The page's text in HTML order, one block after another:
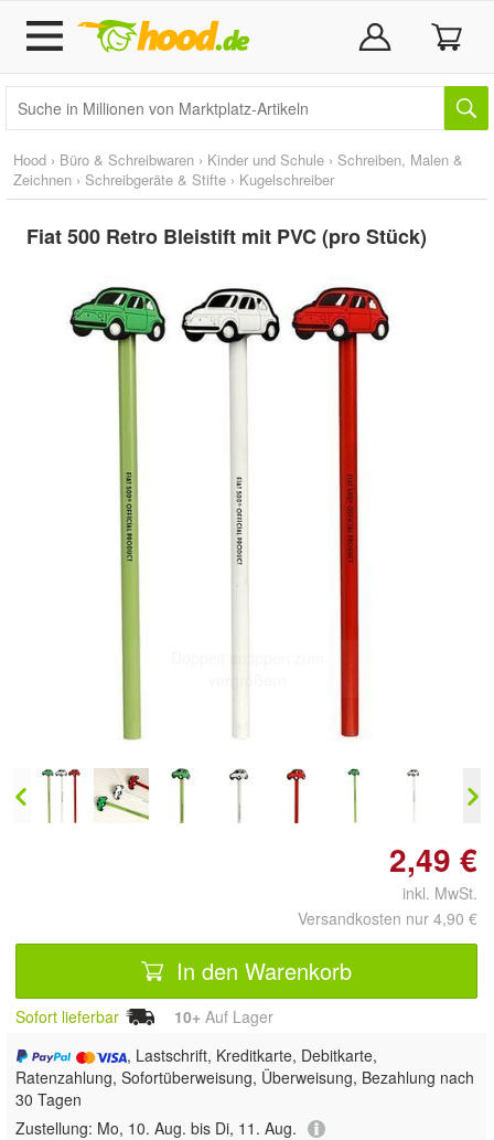
Hood › Büro & Schreibwaren › Kinder und Schule › Schreiben, Malen &
Zeichnen › Schreibgeräte & Stifte › Kugelschreiber
Fiat 500 Retro Bleistift mit PVC (pro Stück)
2,49 €
inkl. MwSt.
Versandkosten nur 4,90 €
In den Warenkorb
Sofort lieferbar 10+ Auf Lager
, Lastschrift, Kreditkarte, Debitkarte,
Ratenzahlung, Sofortüberweisung, Überweisung, Bezahlung nach
30 Tagen
Zustellung: Mo, 10. Aug. bis Di, 11. Aug.